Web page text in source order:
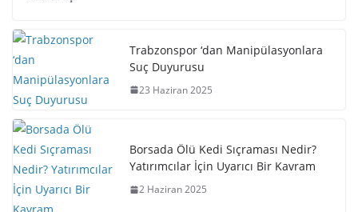
Trabzonspor ‘dan Manipülasyonlara
Suç Duyurusu
23 Haziran 2025
Borsada Ölü Kedi Sıçraması Nedir?
Yatırımcılar İçin Uyarıcı Bir Kavram
2 Haziran 2025